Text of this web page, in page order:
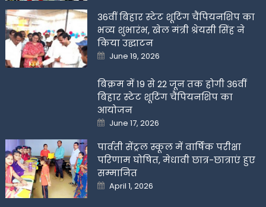
36वीं बिहार स्टेट शूटिंग चैंपियनशिप का
भव्य शुभारंभ, खेल मंत्री श्रेयसी सिंह ने
किया उद्घाटन
Posted
on
June 19, 2026
बिक्रम में 19 से 22 जून तक होगी 36वीं
बिहार स्टेट शूटिंग चैंपियनशिप का
आयोजन
Posted
on
June 17, 2026
पार्वती सेंट्रल स्कूल में वार्षिक परीक्षा
परिणाम घोषित, मेधावी छात्र-छात्राएं हुए
सम्मानित
Posted
on
April 1, 2026